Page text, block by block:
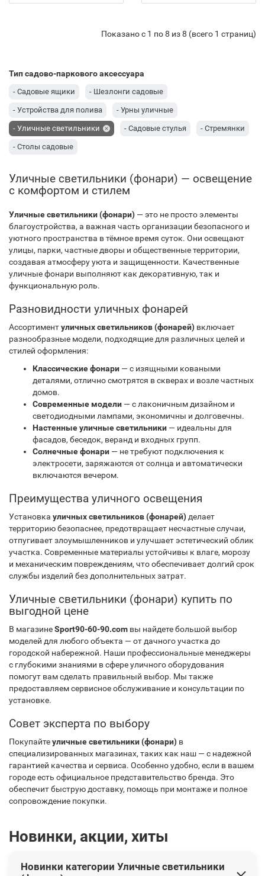
Показано с 1 по 8 из 8 (всего 1 страниц)
Тип садово-паркового аксессуара
- Садовые ящики - Шезлонги садовые
- Устройства для полива - Урны уличные
- Уличные светильники - Садовые стулья - Стремянки
- Столы садовые
Уличные светильники (фонари) — освещение
с комфортом и стилем
Уличные светильники (фонари) — это не просто элементы
благоустройства, а важная часть организации безопасного и
уютного пространства в тёмное время суток. Они освещают
улицы, парки, частные дворы и общественные территории,
создавая атмосферу уюта и защищенности. Качественные
уличные фонари выполняют как декоративную, так и
функциональную роль.
Разновидности уличных фонарей
Ассортиментуличных светильников (фонарей) включает
разнообразные модели, подходящие для различных целей и
стилей оформления:
Классические фонари — с изящными коваными
деталями, отлично смотрятся в скверах и возле частных
домов.
Современные модели — с лаконичным дизайном и
светодиодными лампами, экономичны и долговечны.
Настенные уличные светильники — идеальны для
фасадов, беседок, веранд и входных групп.
Солнечные фонари — не требуют подключения к
электросети, заряжаются от солнца и автоматически
включаются вечером.
Преимущества уличного освещения
Установка уличных светильников (фонарей)делает
территорию безопаснее, предотвращает несчастные случаи,
отпугивает злоумышленников и улучшает эстетический облик
участка. Современные материалы устойчивы к влаге, морозу
и механическим повреждениям, что обеспечивает долгий срок
службы изделий без дополнительных затрат.
Уличные светильники (фонари) купить по
выгодной цене
В магазинеSport90-60-90.com вы найдете большой выбор
моделей для любого объекта — от дачного участка до
городской набережной. Наши профессиональные менеджеры
с глубокими знаниями в сфере уличного оборудования
помогут вам сделать правильный выбор. Мы также
предоставляем сервисное обслуживание и консультации по
установке.
Совет эксперта по выбору
Покупайтеуличные светильники (фонари) в
специализированных магазинах, таких как наш — с надежной
гарантией качества и сервиса. Особенно удобно, если в вашем
городе есть официальное представительство бренда. Это
обеспечит быструю доставку, помощь при монтаже и полное
сопровождение покупки.
Новинки, акции, хиты
Новинки категории Уличные светильники